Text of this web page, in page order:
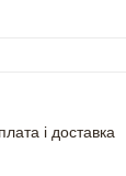
і доставка